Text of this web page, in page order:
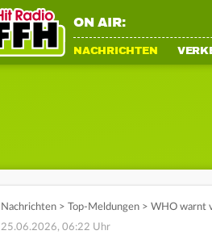
ON AIR:
NACHRICHTEN
Nachrichten > Top-Meldungen > WHO warnt
25.06.2026, 06:22 Uhr